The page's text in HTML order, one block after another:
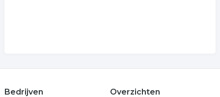
Bedrijven Overzichten